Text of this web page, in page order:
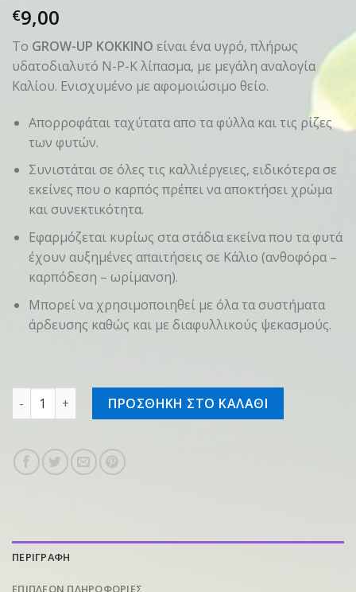
€9,00
Το GROW-UP ΚΟΚΚΙΝΟ είναι ένα υγρό, πλήρως
υδατοδιαλυτό N-P-K λίπασμα, με μεγάλη αναλογία
Καλίου. Ενισχυμένο με αφομοιώσιμο θείο.
Απορροφάται ταχύτατα απο τα φύλλα και τις ρίζες
των φυτών.
Συνιστάται σε όλες τις καλλιέργειες, ειδικότερα σε
εκείνες που ο καρπός πρέπει να αποκτήσει χρώμα
και συνεκτικότητα.
Εφαρμόζεται κυρίως στα στάδια εκείνα που τα φυτά
έχουν αυξημένες απαιτήσεις σε Κάλιο (ανθοφόρα –
καρπόδεση – ωρίμανση).
Μπορεί να χρησιμοποιηθεί με όλα τα συστήματα
άρδευσης καθώς και με διαφυλλικούς ψεκασμούς.
GROW-UP ΚΟΚΚΙΝΟ ποσότηταΠΡΟΣΘΗΚΗ ΣΤΟ ΚΑΛΑΘΙ
ΠΕΡΙΓΡΑΦΗ
ΕΠΙΠΛΕΟΝ ΠΛΗΡΟΦΟΡΙΕΣ